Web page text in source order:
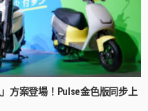
方案登場！Pulse金色版同步上